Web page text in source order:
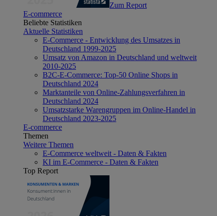
Zum Report
E-commerce
Beliebte Statistiken
Aktuelle Statistiken
E-Commerce - Entwicklung des Umsatzes in
Deutschland 1999-2025
Umsatz von Amazon in Deutschland und weltweit
2010-2025
B2C-E-Commerce: Top-50 Online Shops in
Deutschland 2024
Marktanteile von Online-Zahlungsverfahren in
Deutschland 2024
Umsatzstarke Warengruppen im Online-Handel in
Deutschland 2023-2025
E-commerce
Themen
Weitere Themen
E-Commerce weltweit - Daten & Fakten
KI im E-Commerce - Daten & Fakten
Top Report